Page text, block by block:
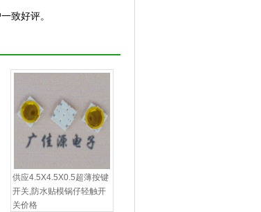
致好评。
供应4.5X4.5X0.5超薄按键
开关,防水贴模锅仔轻触开
关价格